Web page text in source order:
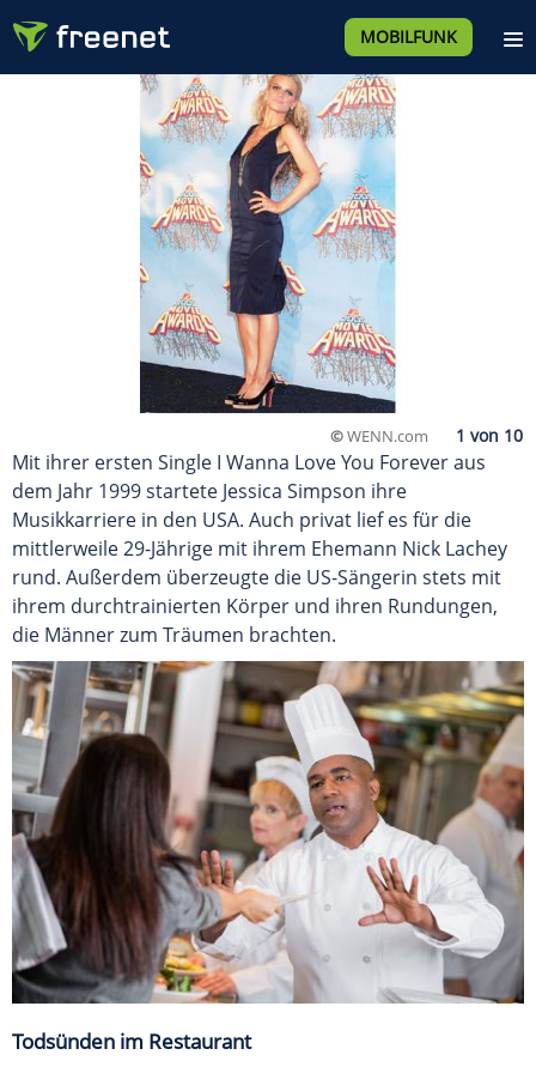
MOBILFUNK
©WENN.com
Mit ihrer ersten Single I Wanna Love You Forever aus
dem Jahr 1999 startete Jessica Simpson ihre
Musikkarriere in den USA. Auch privat lief es für die
mittlerweile 29-Jährige mit ihrem Ehemann Nick Lachey
rund. Außerdem überzeugte die US-Sängerin stets mit
ihrem durchtrainierten Körper und ihren Rundungen,
die Männer zum Träumen brachten.
Todsünden im Restaurant